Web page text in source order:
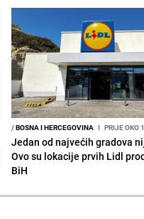
/BOSNA I HERCEGOVINA I PRIJE OKO
Jedan od najvećih gradova
Ovo su lokacije prvih Lidl
BiH